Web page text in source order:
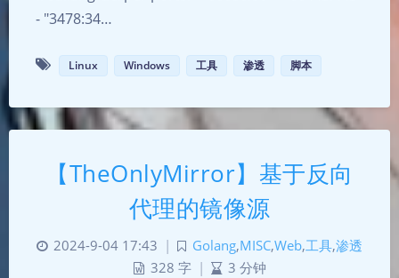
- "3478:34…
Linux Windows 工具 渗透 脚本
【TheOnlyMirror】基于反向
代理的镜像源
2024-9-04 17:43 | Golang,MISC,Web,工具,渗透
328 字 | 3 分钟